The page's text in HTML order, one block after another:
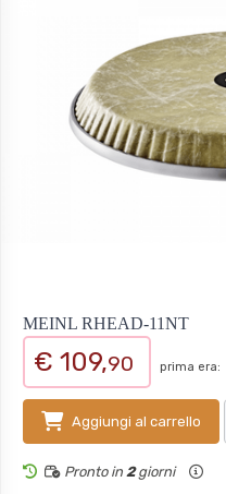
MEINL RHEAD-11NT
€ 109,90 prima era:
Aggiungi al carrello
Pronto in 2giorni